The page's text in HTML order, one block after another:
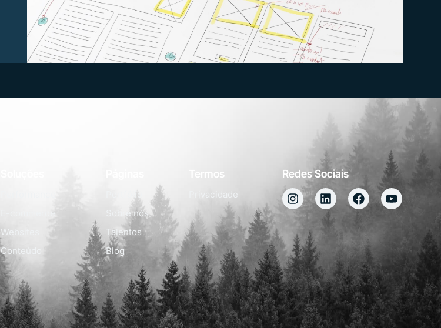
E-commerce
Websites
Conteúdo
Portfólio
Sobre nós
Talentos
Blog
Termos
Privacidade
Redes Sociais